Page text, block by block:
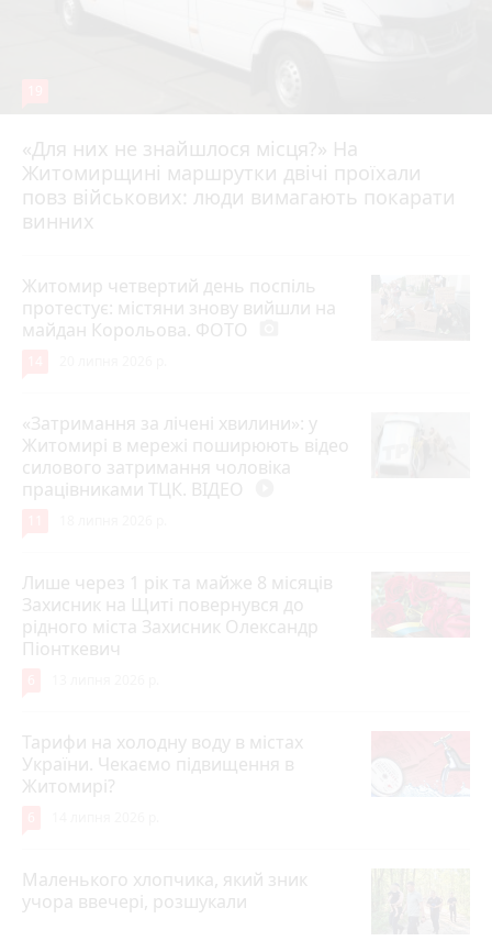
«Для них не знайшлося місця?» На
Житомирщині маршрутки двічі проїхали
повз військових: люди вимагають покарати
винних
17 липня 2026 р.
Житомир четвертий день поспіль
протестує: містяни знову вийшли на
майдан Корольова. ФОТО
«Затримання за лічені хвилини»: у
Житомирі в мережі поширюють відео
силового затримання чоловіка
працівниками ТЦК. ВІДЕО
Лише через 1 рік та майже 8 місяців
Захисник на Щиті повернувся до
рідного міста Захисник Олександр
Піонткевич
Тарифи на холодну воду в містах
України. Чекаємо підвищення в
Житомирі?
Маленького хлопчика, який зник
учора ввечері, розшукали